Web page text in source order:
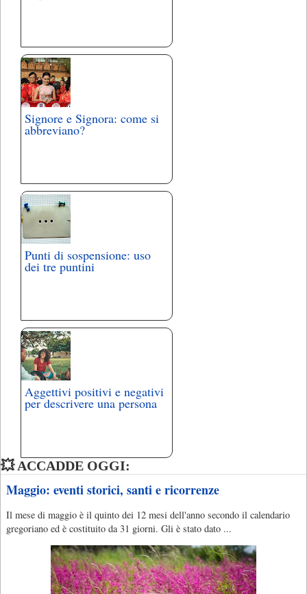
Signore e Signora: come si
abbreviano?
Punti di sospensione: uso
dei tre puntini
Aggettivi positivi e negativi
per descrivere una persona
💥 ACCADDE OGGI:
Maggio: eventi storici, santi e ricorrenze
Il mese di maggio è il quinto dei 12 mesi dell'anno secondo il calendario
gregoriano ed è costituito da 31 giorni. Gli è stato dato ...